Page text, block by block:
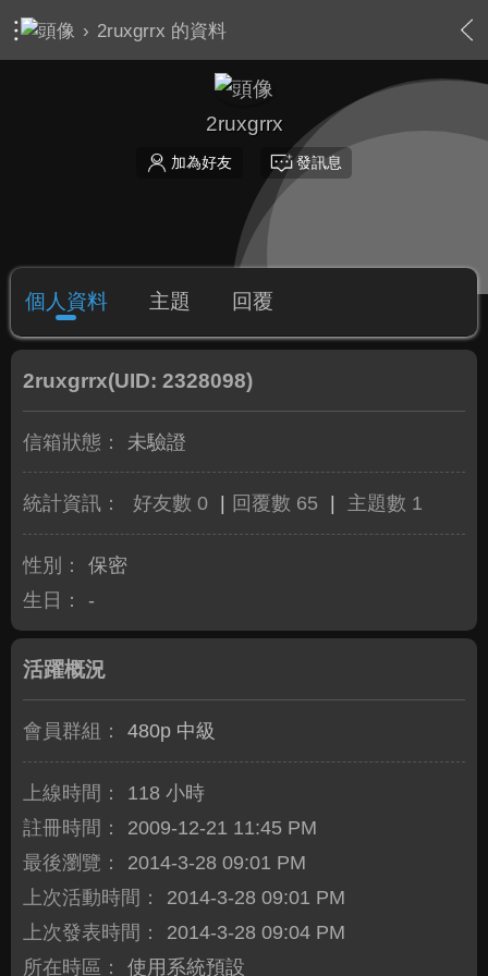
› 2ruxgrrx 的資料
2ruxgrrx
加為好友 發訊息
個人資料 主題 回覆
2ruxgrrx(UID: 2328098)
信箱狀態： 未驗證
統計資訊： 好友數 0 回覆數 65 主題數 1
性別：
保密
生日：
-
活躍概況
會員群組： 480p 中級
上線時間：
118 小時
註冊時間：
2009-12-21 11:45 PM
最後瀏覽：
2014-3-28 09:01 PM
上次活動時間：
2014-3-28 09:01 PM
上次發表時間：
2014-3-28 09:04 PM
所在時區：
使用系統預設